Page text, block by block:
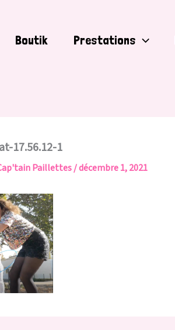
Boutik Prestations
17.56.12-1
Paillettes/décembre 1, 2021